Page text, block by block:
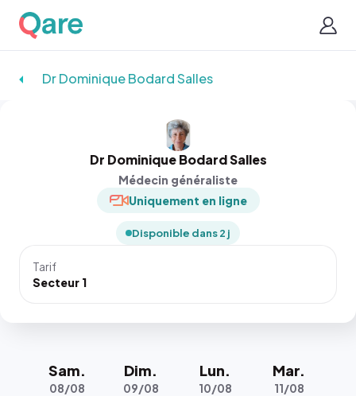
Dr Dominique Bodard Salles
Dr Dominique Bodard Salles
Médecin généraliste
Uniquement en ligne
Disponible dans 2 j
Tarif
Secteur 1
Sam.
08/08
Dim.
09/08
Lun.
10/08
Mar.
11/08